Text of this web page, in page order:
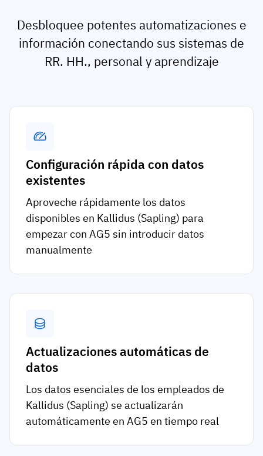
Desbloquee potentes automatizaciones e
información conectando sus sistemas de
RR. HH., personal y aprendizaje
Configuración rápida con datos
existentes
Aproveche rápidamente los datos
disponibles en Kallidus (Sapling) para
empezar con AG5 sin introducir datos
manualmente
Actualizaciones automáticas de
datos
Los datos esenciales de los empleados de
Kallidus (Sapling) se actualizarán
automáticamente en AG5 en tiempo real